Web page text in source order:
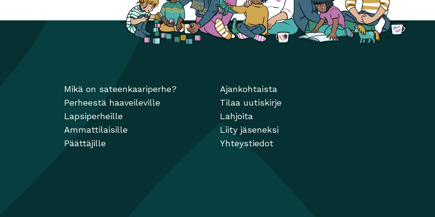
Mikä on sateenkaariperhe?
Perheestä haaveileville
Lapsiperheille
Ammattilaisille
Päättäjille
Ajankohtaista
Tilaa uutiskirje
Lahjoita
Liity jäseneksi
Yhteystiedot